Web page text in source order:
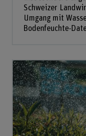
Schweizer
Umgang mit
Bodenfeuchte-